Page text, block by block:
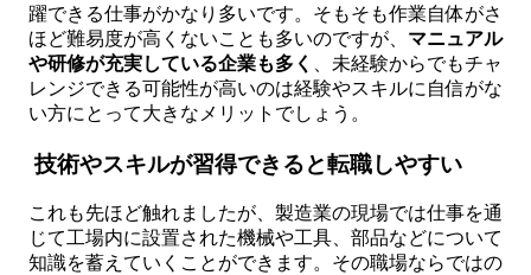
躍できる仕事がかなり多いです。そもそも作業自体がさ
ほど難易度が高くないことも多いのですが、 マニュアル
や研修が充実している企業も多く
、未経験からでもチャ
レンジできる可能性が高いのは経験やスキルに自信がな
い方にとって大きなメリットでしょう。
技術やスキルが習得できると転職しやすい
これも先ほど触れましたが、製造業の現場では仕事を通
じて工場内に設置された機械や工具、部品などについて
知識を蓄えていくことができます。その職場ならではの